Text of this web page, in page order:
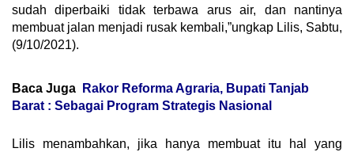
sudah diperbaiki tidak terbawa arus air, dan nantinya
membuat jalan menjadi rusak kembali,”ungkap Lilis, Sabtu,
(9/10/2021).
Baca Juga
Rakor Reforma Agraria, Bupati Tanjab
Barat : Sebagai Program Strategis Nasional
Lilis menambahkan, jika hanya membuat itu hal yang